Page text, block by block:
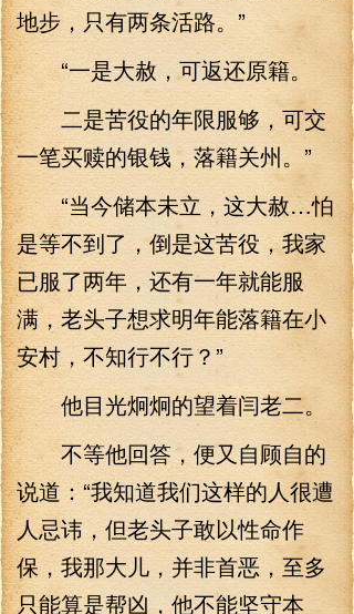
地步，只有两条活路。”
“一是大赦，可返还原籍。
二是苦役的年限服够，可交
一笔买赎的银钱，落籍关州。”
“当今储本未立，这大赦…怕
是等不到了，倒是这苦役，我家
已服了两年，还有一年就能服
满，老头子想求明年能落籍在小
安村，不知行不行？”
他目光炯炯的望着闫老二。
不等他回答，便又自顾自的
说道：“我知道我们这样的人很遭
人忌讳，但老头子敢以性命作
保，我那大儿，并非首恶，至多
只能算是帮凶，他不能坚守本